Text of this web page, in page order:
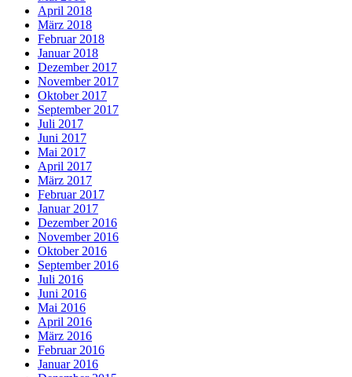
April 2018
März 2018
Februar 2018
Januar 2018
Dezember 2017
November 2017
Oktober 2017
September 2017
Juli 2017
Juni 2017
Mai 2017
April 2017
März 2017
Februar 2017
Januar 2017
Dezember 2016
November 2016
Oktober 2016
September 2016
Juli 2016
Juni 2016
Mai 2016
April 2016
März 2016
Februar 2016
Januar 2016